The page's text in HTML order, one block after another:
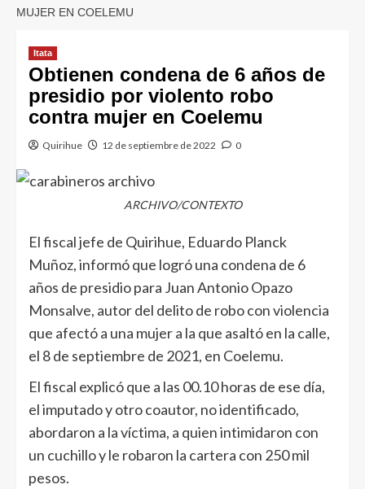
MUJER EN COELEMU
Itata
Obtienen condena de 6 años de
presidio por violento robo
contra mujer en Coelemu
Quirihue 12 de septiembre de 2022 0
ARCHIVO/CONTEXTO
El fiscal jefe de Quirihue, Eduardo Planck
Muñoz, informó que logró una condena de 6
años de presidio para Juan Antonio Opazo
Monsalve, autor del delito de robo con violencia
que afectó a una mujer a la que asaltó en la calle,
el 8 de septiembre de 2021, en Coelemu.
El fiscal explicó que a las 00.10 horas de ese día,
el imputado y otro coautor, no identificado,
abordaron a la víctima, a quien intimidaron con
un cuchillo y le robaron la cartera con 250 mil
pesos.